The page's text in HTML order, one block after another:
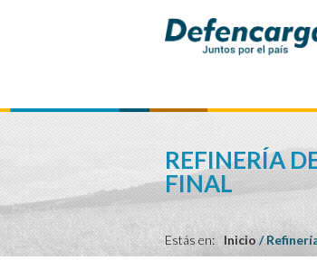
REFINERÍA
FINAL
Estás en: Inicio/